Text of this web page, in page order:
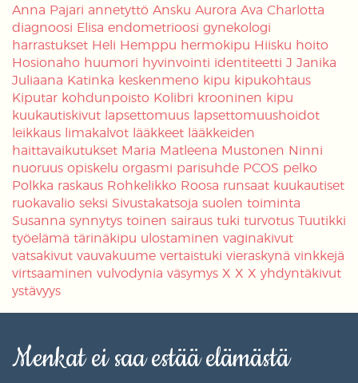
Anna Pajari annetyttö Ansku Aurora Ava Charlotta
diagnoosi Elisa endometrioosi gynekologi
harrastukset Heli Hemppu hermokipu Hiisku hoito
Hosionaho huumori hyvinvointi identiteetti J Janika
Juliaana Katinka keskenmeno kipu kipukohtaus
Kiputar kohdunpoisto Kolibri krooninen kipu
kuukautiskivut lapsettomuus lapsettomuushoidot
leikkaus
limakalvot lääkkeet lääkkeiden
haittavaikutukset Maria Matleena Mustonen Ninni
nuoruus opiskelu orgasmi parisuhde PCOS pelko
Polkka raskaus Rohkelikko Roosa runsaat kuukautiset
ruokavalio seksi Sivustakatsoja suolen toiminta
Susanna synnytys toinen sairaus tuki turvotus Tuutikki
työelämä tärinäkipu ulostaminen vaginakivut
vatsakivut vauvakuume vertaistuki vieraskynä vinkkejä
virtsaaminen vulvodynia väsymys X X X yhdyntäkivut
ystävyys
Menkat ei saa estää elämästä